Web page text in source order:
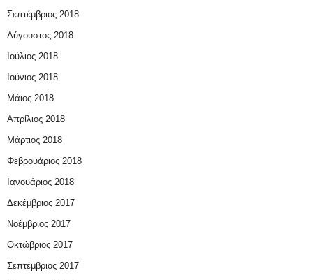
Σεπτέμβριος 2018
Αύγουστος 2018
Ιούλιος 2018
Ιούνιος 2018
Μάιος 2018
Απρίλιος 2018
Μάρτιος 2018
Φεβρουάριος 2018
Ιανουάριος 2018
Δεκέμβριος 2017
Νοέμβριος 2017
Οκτώβριος 2017
Σεπτέμβριος 2017